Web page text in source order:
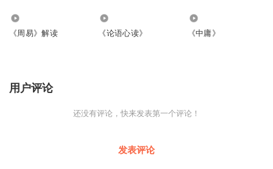
《周易》解读 《论语心读》 《中庸》
用户评论
还没有评论，快来发表第一个评论！
发表评论